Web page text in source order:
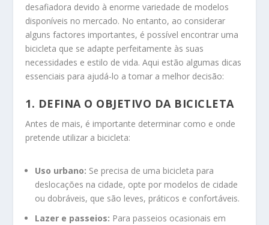
desafiadora devido à enorme variedade de modelos
disponíveis no mercado. No entanto, ao considerar
alguns factores importantes, é possível encontrar uma
bicicleta que se adapte perfeitamente às suas
necessidades e estilo de vida. Aqui estão algumas dicas
essenciais para ajudá-lo a tomar a melhor decisão:
1. DEFINA O OBJETIVO DA BICICLETA
Antes de mais, é importante determinar como e onde
pretende utilizar a bicicleta:
Uso urbano: Se precisa de uma bicicleta para
deslocações na cidade, opte por modelos de cidade
ou dobráveis, que são leves, práticos e confortáveis.
Lazer e passeios: Para passeios ocasionais em